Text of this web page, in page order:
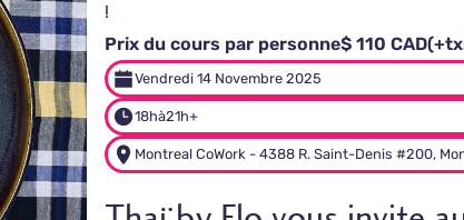
!
Prix du cours par personne$ 110 CAD
Vendredi 14 Novembre 2025
18hà21h+
Montreal CoWork - 4388 R. Saint-Denis #200,